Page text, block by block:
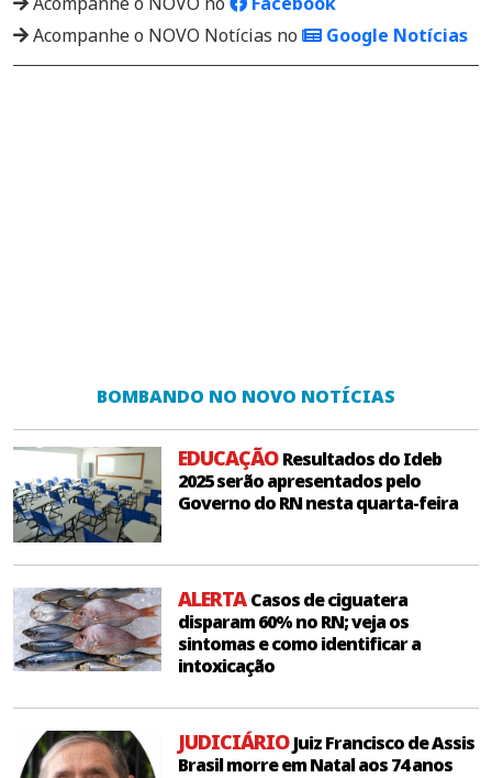
Acompanhe o NOVO Notícias no
Google Notícias
BOMBANDO NO NOVO NOTÍCIAS
EDUCAÇÃOResultados do Ideb
2025 serão apresentados pelo
Governo do RN nesta quarta-feira
ALERTACasos de ciguatera
disparam 60% no RN; veja os
sintomas e como identificar a
intoxicação
JUDICIÁRIOJuiz Francisco de Assis
Brasil morre em Natal aos 74 anos